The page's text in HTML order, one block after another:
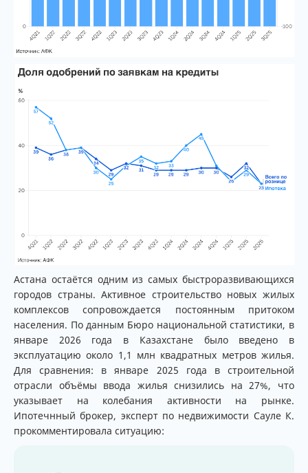
Астана остаётся одним из самых быстроразвивающихся
городов страны. Активное строительство новых жилых
комплексов сопровождается постоянным притоком
населения. По данным Бюро национальной статистики, в
январе 2026 года в Казахстане было введено в
эксплуатацию около 1,1 млн квадратных метров жилья.
Для сравнения: в январе 2025 года в строительной
отрасли объёмы ввода жилья снизились на 27%, что
указывает на колебания активности на рынке.
Ипотечнный брокер, эксперт по недвижимости Сауле К.
прокомментировала ситуацию: